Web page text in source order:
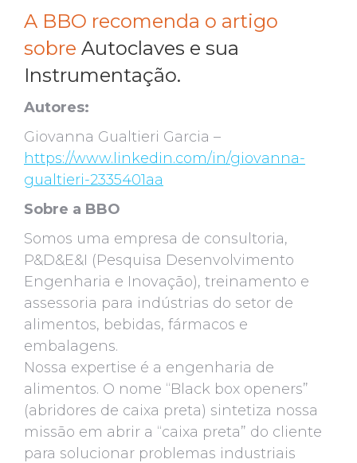
A BBO recomenda o artigo
sobre Autoclaves e sua
Instrumentação.
Autores:
Giovanna Gualtieri Garcia –
https://www.linkedin.com/in/giovanna-
gualtieri-2335401aa
Sobre a BBO
Somos uma empresa de consultoria,
P&D&E&I (Pesquisa Desenvolvimento
Engenharia e Inovação), treinamento e
assessoria para indústrias do setor de
alimentos, bebidas, fármacos e
embalagens.
Nossa expertise é a engenharia de
alimentos. O nome “Black box openers”
(abridores de caixa preta) sintetiza nossa
missão em abrir a “caixa preta” do cliente
para solucionar problemas industriais